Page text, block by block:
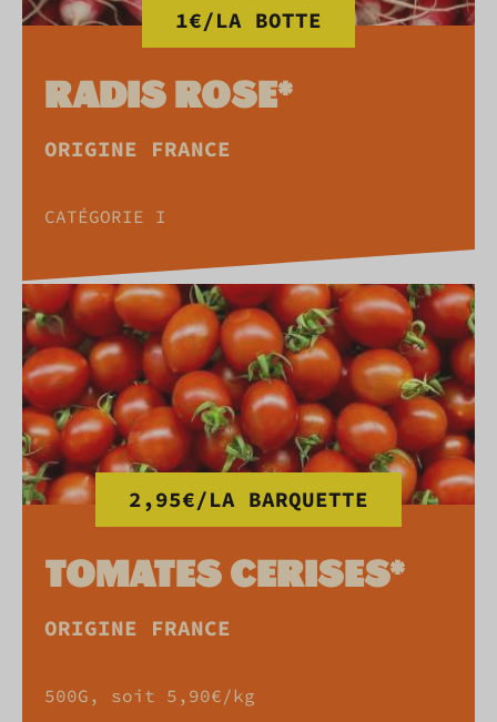
1€/LA BOTTE
RADIS ROSE*
ORIGINE FRANCE
CATÉGORIE I
2,95€/LA BARQUETTE
TOMATES CERISES*
ORIGINE FRANCE
500G, soit 5,90€/kg